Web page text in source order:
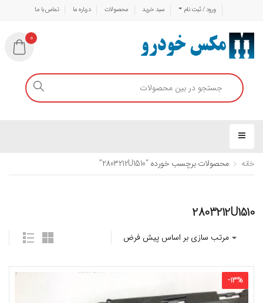
ورود / ثبت نام سبد خرید محصولات درباره ما تماس با ما
0
خانه محصولات برچسب خورده “2803212U1510”
2803212U1510
-13%